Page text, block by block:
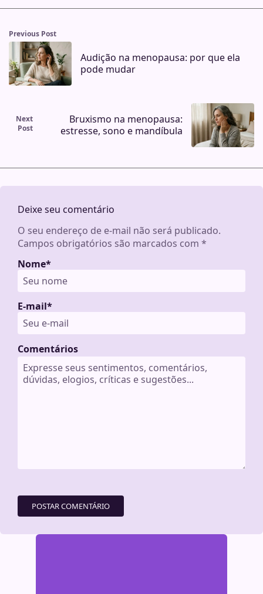
Previous Post
Audição na menopausa: por que ela
pode mudar
Next
Post
Bruxismo na menopausa:
estresse, sono e mandíbula
Deixe seu comentário
O seu endereço de e-mail não será publicado.
Campos obrigatórios são marcados com *
Comentários
Nome*
E-mail*